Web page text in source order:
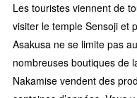
Les touristes viennent de
visiter le temple Sensoji et
Asakusa ne se limite pas
nombreuses boutiques de
Nakamise vendent des